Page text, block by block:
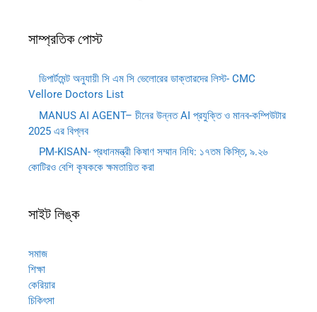
সাম্প্রতিক পোস্ট
ডিপার্টমেন্ট অনুযায়ী সি এম সি ভেলোরের ডাক্তারদের লিস্ট- CMC
Vellore Doctors List
MANUS AI AGENT– চীনের উন্নত AI প্রযুক্তি ও মানব-কম্পিউটার
2025 এর বিপ্লব
PM-KISAN- প্রধানমন্ত্রী কিষাণ সম্মান নিধি: ১৭তম কিস্তি, ৯.২৬
কোটিরও বেশি কৃষককে ক্ষমতায়িত করা
সাইট লিঙ্ক
সমাজ
শিক্ষা
কেরিয়ার
চিকিৎসা